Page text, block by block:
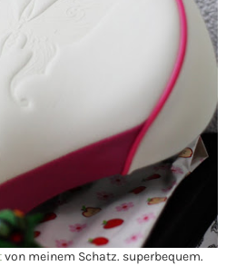
von meinem Schatz. superbequem.